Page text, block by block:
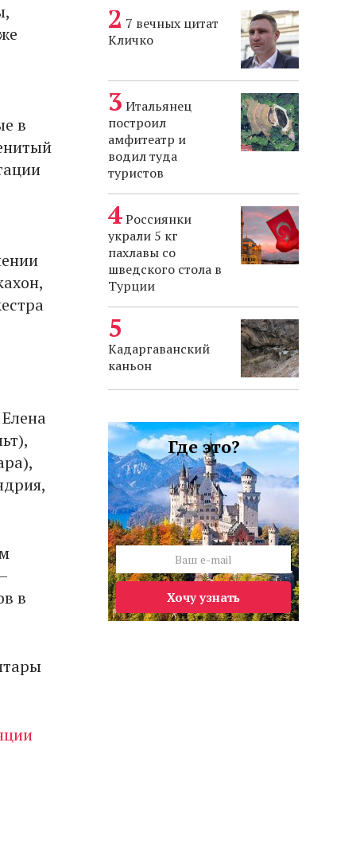
в
в
7 вечных цитат
Кличко
Итальянец
построил
амфитеатр и
водил туда
туристов
Россиянки
украли 5 кг
пахлавы со
шведского стола в
Турции
Кадаргаванский
каньон
Где это?
Хочу узнать